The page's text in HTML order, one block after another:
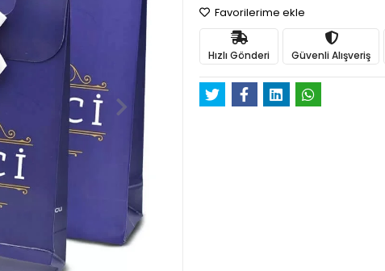
Favorilerime ekle
Hızlı Gönderi Güvenli Alışveriş